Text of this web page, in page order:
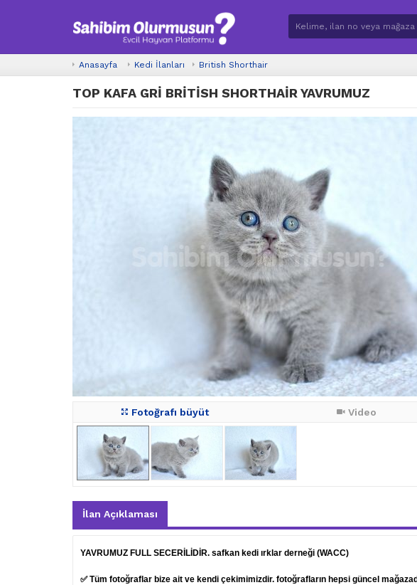
Anasayfa Kedi İlanları British Shorthair
TOP KAFA GRİ BRİTİSH SHORTHAİR YAVRUMUZ
Fotoğrafı büyüt Video
İlan Açıklaması
YAVRUMUZ FULL SECERİLİDİR. safkan kedi ırklar derneği (WACC)
✅ Tüm fotoğraflar bize ait ve kendi çekimimizdir. fotoğrafların hepsi güncel